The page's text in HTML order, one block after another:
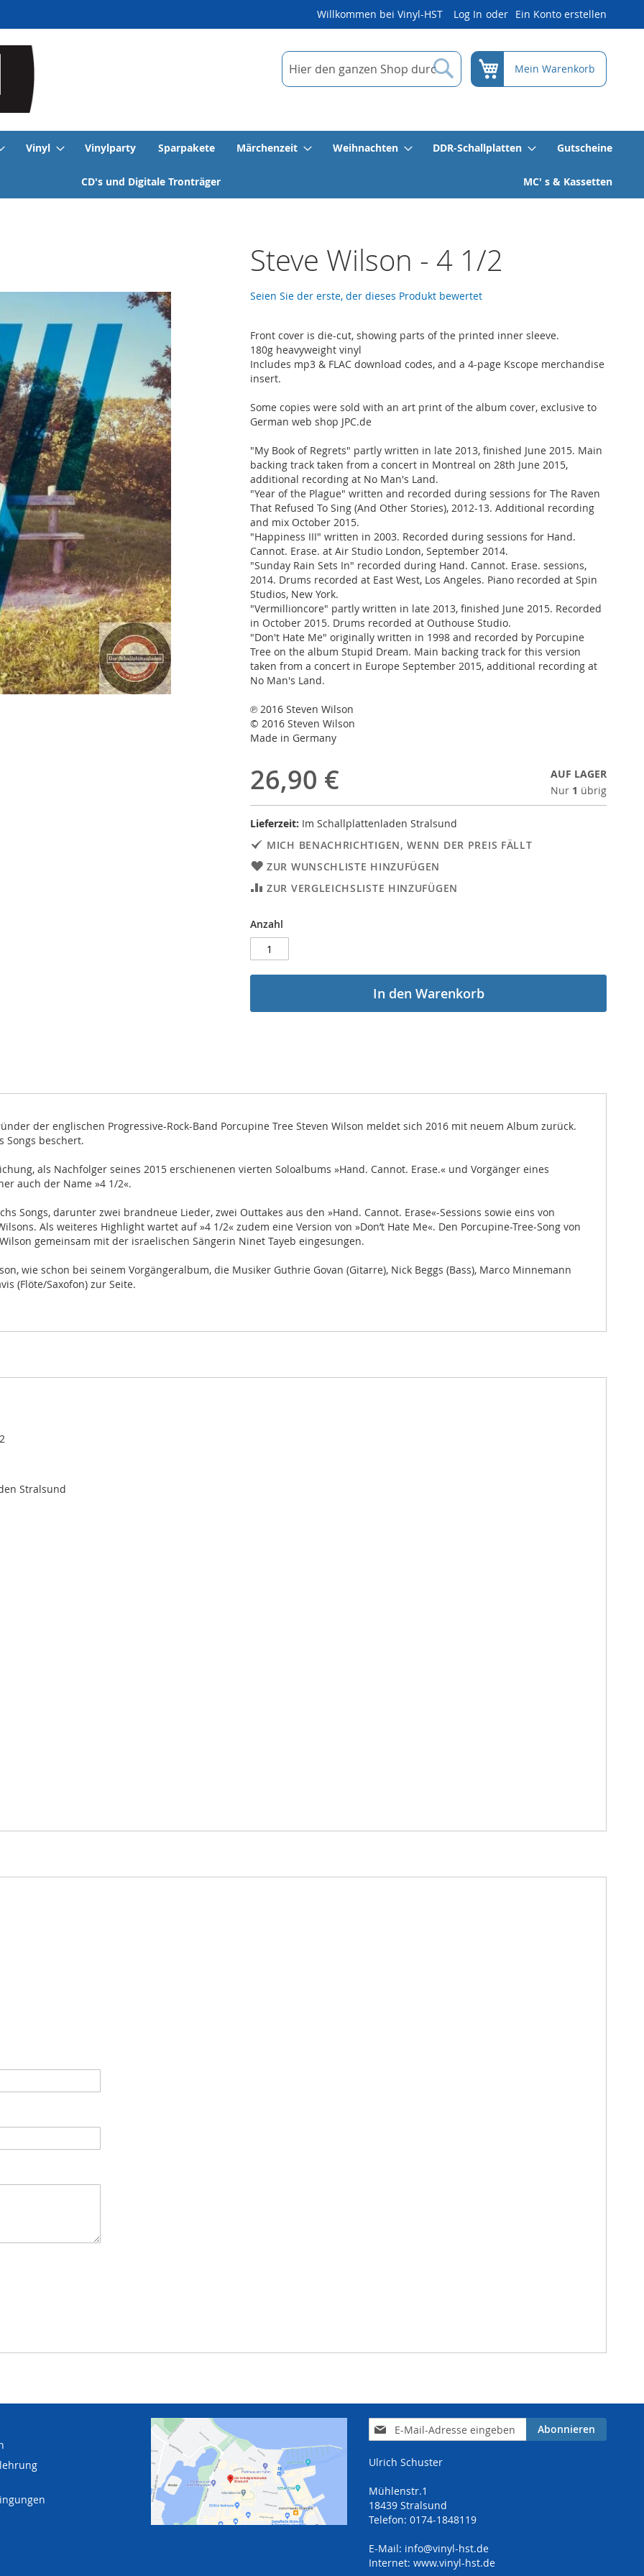
Willkommen bei Vinyl-HST Log In Ein Konto erstellen
Suche
Suche
Mein Warenkorb
Vinyl Vinylparty Sparpakete Märchenzeit Weihnachten DDR-Schallplatten Gutscheine
CD's und Digitale Tronträger MC' s & Kassetten
Steve Wilson - 4 1/2
Seien Sie der erste, der dieses Produkt bewertet
Front cover is die-cut, showing parts of the printed inner sleeve.
180g heavyweight vinyl
Includes mp3 & FLAC download codes, and a 4-page Kscope merchandise
insert.
Some copies were sold with an art print of the album cover, exclusive to
German web shop JPC.de
"My Book of Regrets" partly written in late 2013, finished June 2015. Main
backing track taken from a concert in Montreal on 28th June 2015,
additional recording at No Man's Land.
"Year of the Plague" written and recorded during sessions for The Raven
That Refused To Sing (And Other Stories), 2012-13. Additional recording
and mix October 2015.
"Happiness III" written in 2003. Recorded during sessions for Hand.
Cannot. Erase. at Air Studio London, September 2014.
"Sunday Rain Sets In" recorded during Hand. Cannot. Erase. sessions,
2014. Drums recorded at East West, Los Angeles. Piano recorded at Spin
Studios, New York.
"Vermillioncore" partly written in late 2013, finished June 2015. Recorded
in October 2015. Drums recorded at Outhouse Studio.
"Don't Hate Me" originally written in 1998 and recorded by Porcupine
Tree on the album Stupid Dream. Main backing track for this version
taken from a concert in Europe September 2015, additional recording at
No Man's Land.
℗ 2016 Steven Wilson
© 2016 Steven Wilson
Made in Germany
26,90 €
AUF LAGER
Nur 1 übrig
Lieferzeit: Im Schallplattenladen Stralsund
MICH BENACHRICHTIGEN, WENN DER PREIS FÄLLT
ZUR WUNSCHLISTE HINZUFÜGEN
ZUR VERGLEICHSLISTE HINZUFÜGEN
Anzahl
In den Warenkorb
der englischen Progressive-Rock-Band Porcupine Tree Steven Wilson meldet sich 2016 mit neuem Album zurück.
Songs beschert.
als Nachfolger seines 2015 erschienenen vierten Soloalbums »Hand. Cannot. Erase.« und Vorgänger eines
auch der Name »4 1/2«.
Songs, darunter zwei brandneue Lieder, zwei Outtakes aus den »Hand. Cannot. Erase«-Sessions sowie eins von
Als weiteres Highlight wartet auf »4 1/2« zudem eine Version von »Don’t Hate Me«. Den Porcupine-Tree-Song von
gemeinsam mit der israelischen Sängerin Ninet Tayeb eingesungen.
wie schon bei seinem Vorgängeralbum, die Musiker Guthrie Govan (Gitarre), Nick Beggs (Bass), Marco Minnemann
(Flöte/Saxofon) zur Seite.
Stralsund
Anmeldung
zum
Abonnieren
Ulrich Schuster
Mühlenstr.1
18439 Stralsund
Telefon: 0174-1848119
E-Mail: info@vinyl-hst.de
Internet: www.vinyl-hst.de